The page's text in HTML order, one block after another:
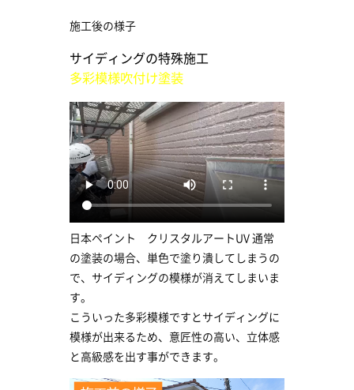
施工後の様子
サイディングの特殊施工
多彩模様吹付け塗装
日本ペイント クリスタルアートUV 通常
の塗装の場合、単色で塗り潰してしまうの
で、サイディングの模様が消えてしまいま
す。
こういった多彩模様ですとサイディングに
模様が出来るため、意匠性の高い、立体感
と高級感を出す事ができます。